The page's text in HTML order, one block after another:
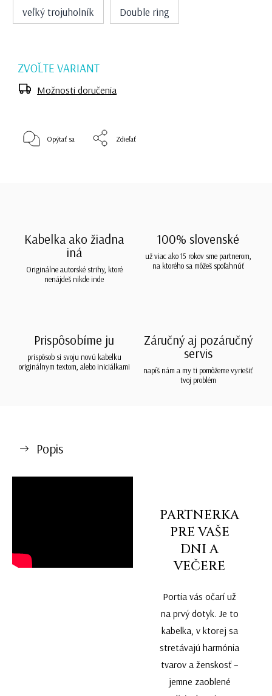
veľký trojuholník
Double ring
ZVOĽTE VARIANT
Možnosti doručenia
Opýtať sa Zdieľať
Kabelka ako žiadna
iná
Originálne autorské strihy, ktoré
nenájdeš nikde inde
100% slovenské
už viac ako 15 rokov sme partnerom,
na ktorého sa môžeš spoľahnúť
Prispôsobíme ju
prispôsob si svoju novú kabelku
originálnym textom, alebo iniciálkami
Záručný aj pozáručný
servis
napíš nám a my ti pomôžeme vyriešiť
tvoj problém
Popis
PARTNERKA
PRE VAŠE
DNI A
VEČERE
Portia vás očarí už
na prvý dotyk. Je to
kabelka, v ktorej sa
stretávajú harmónia
tvarov a ženskosť –
jemne zaoblené